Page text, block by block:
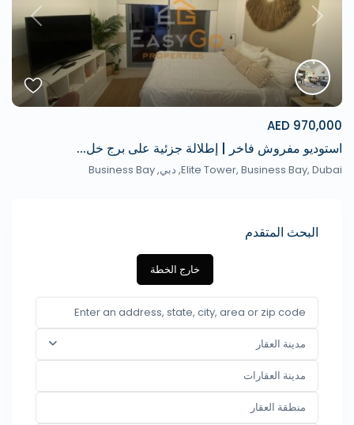
Next
970,000 AED
استوديو مفروش فاخر | إطلالة جزئية على برج خل...
Elite Tower, Business Bay, Dubai, دبي,
Business Bay
البحث المتقدم
خارج الخطة
مدينة العقار